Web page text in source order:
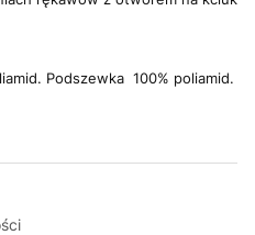
Podszewka 100% poliamid.